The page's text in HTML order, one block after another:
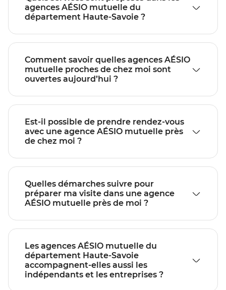
agences AÉSIO mutuelle du
département Haute-Savoie ?
Comment savoir quelles agences AÉSIO
mutuelle proches de chez moi sont
ouvertes aujourd’hui ?
Est-il possible de prendre rendez-vous
avec une agence AÉSIO mutuelle près
de chez moi ?
Quelles démarches suivre pour
préparer ma visite dans une agence
AÉSIO mutuelle près de moi ?
Les agences AÉSIO mutuelle du
département Haute-Savoie
accompagnent-elles aussi les
indépendants et les entreprises ?